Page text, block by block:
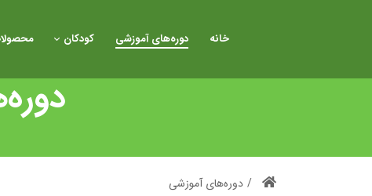
خانه دوره‌های آموزشی کودکان
/ دوره‌های آموزشی